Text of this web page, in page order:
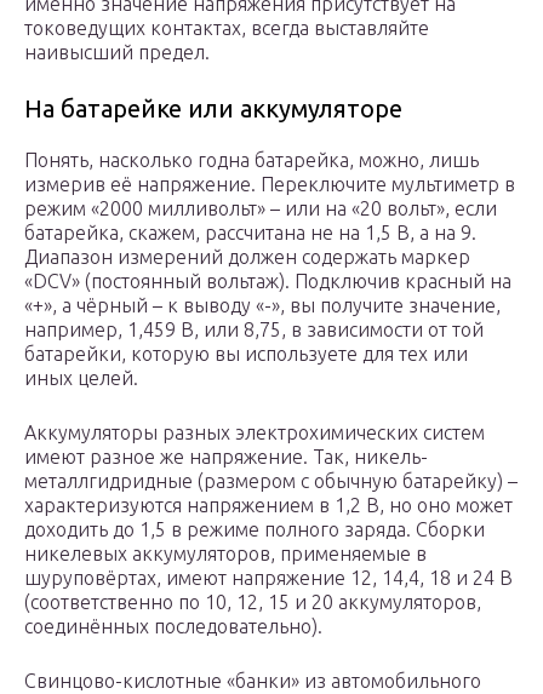
токоведущих контактах, всегда выставляйте
наивысший предел.
На батарейке или аккумуляторе
Понять, насколько годна батарейка, можно, лишь
измерив её напряжение. Переключите мультиметр в
режим «2000 милливольт» – или на «20 вольт», если
батарейка, скажем, рассчитана не на 1,5 В, а на 9.
Диапазон измерений должен содержать маркер
«DCV» (постоянный вольтаж). Подключив красный на
«+», а чёрный – к выводу «-», вы получите значение,
например, 1,459 В, или 8,75, в зависимости от той
батарейки, которую вы используете для тех или
иных целей.
Аккумуляторы разных электрохимических систем
имеют разное же напряжение. Так, никель-
металлгидридные (размером с обычную батарейку) –
характеризуются напряжением в 1,2 В, но оно может
доходить до 1,5 в режиме полного заряда. Сборки
никелевых аккумуляторов, применяемые в
шуруповёртах, имеют напряжение 12, 14,4, 18 и 24 В
(соответственно по 10, 12, 15 и 20 аккумуляторов,
соединённых последовательно).
Свинцово-кислотные «банки» из автомобильного